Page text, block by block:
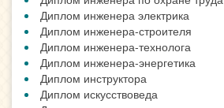
Диплом инженера электрика
Диплом инженера-строителя
Диплом инженера-технолога
Диплом инженера-энергетика
Диплом инструктора
Диплом искусствоведа